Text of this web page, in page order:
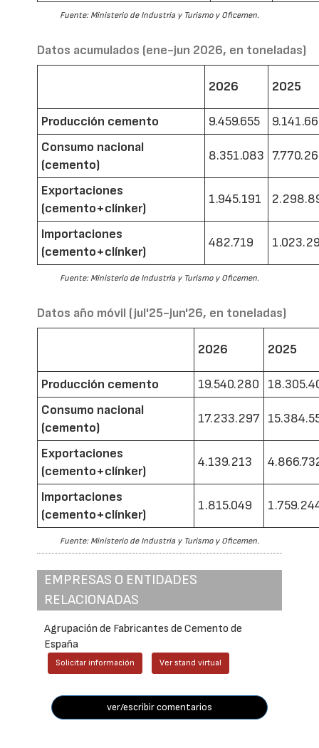
Fuente: Ministerio de Industria y Turismo y Oficemen.
Datos acumulados (ene-jun 2026, en toneladas)
2026 2025
Producción cemento 9.459.655
Consumo nacional
(cemento)
8.351.083
Exportaciones
(cemento+clínker)
1.945.191
Importaciones
(cemento+clínker)
482.719
Fuente: Ministerio de Industria y Turismo y Oficemen.
Datos año móvil (jul'25-jun'26, en toneladas)
2026 2025
Producción cemento 19.540.280
Consumo nacional
(cemento)
17.233.297
Exportaciones
(cemento+clínker)
4.139.213
Importaciones
(cemento+clínker)
1.815.049
Fuente: Ministerio de Industria y Turismo y Oficemen.
EMPRESAS O ENTIDADES
RELACIONADAS
Agrupación de Fabricantes de Cemento de
España
Solicitar información Ver stand virtual
ver/escribir comentarios